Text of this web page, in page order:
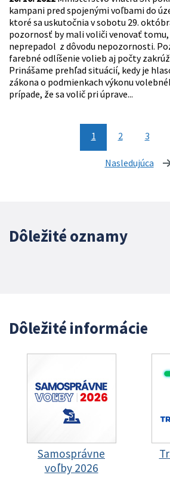
kampani pred spojenými voľbami do
ktoré sa uskutočnia v sobotu 29.
pozornosť by mali voliči venovať tomu,
neprepadol z dôvodu nepozornosti.
farebné odlíšenie volieb aj počty
Prinášame prehľad situácií, kedy je
zákona o podmienkach výkonu
prípade, že sa volič pri úprave...
1 2 3
Nasledujúca
Dôležité oznamy
Dôležité informácie
Samosprávne
voľby 2026